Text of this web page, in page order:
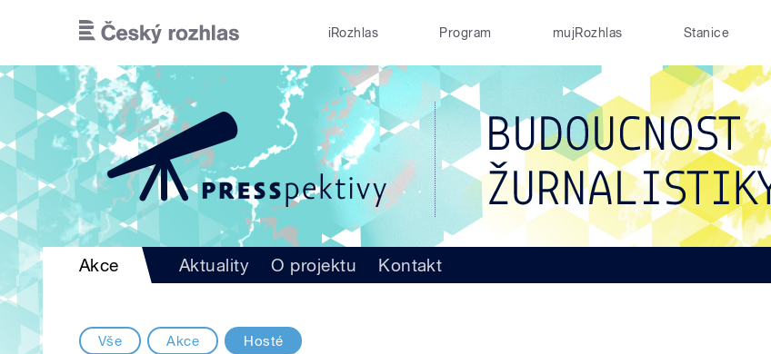
iRozhlas Program mujRozhlas Stanice
Akce Aktuality O projektu Kontakt
Vše Akce Hosté